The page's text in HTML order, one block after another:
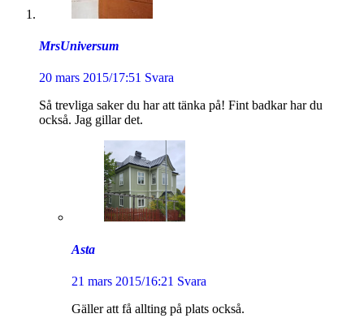
MrsUniversum
20 mars 2015/17:51 Svara
Så trevliga saker du har att tänka på! Fint badkar har du
också. Jag gillar det.
Asta
21 mars 2015/16:21 Svara
Gäller att få allting på plats också.